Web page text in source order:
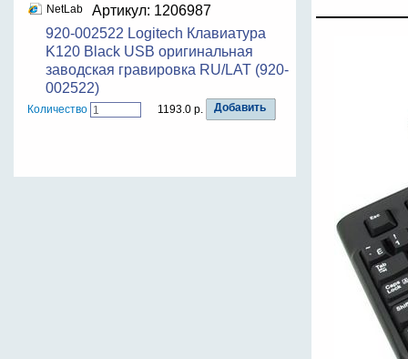
NetLab
Артикул: 1206987
920-002522 Logitech Клавиатура
K120 Black USB оригинальная
заводская гравировка RU/LAT (920-
002522)
Количество 1193.0 р.